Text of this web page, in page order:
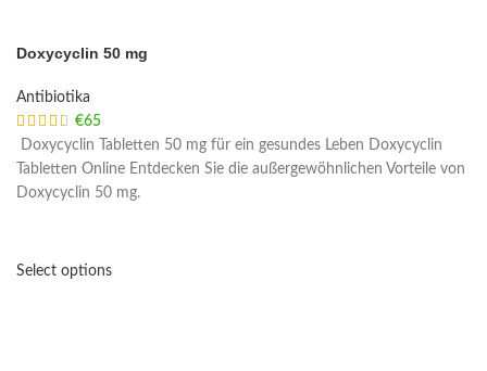
Doxycyclin 50 mg
Antibiotika
€65
Doxycyclin Tabletten 50 mg für ein gesundes Leben Doxycyclin
Tabletten Online Entdecken Sie die außergewöhnlichen Vorteile von
Doxycyclin 50 mg.
Select options